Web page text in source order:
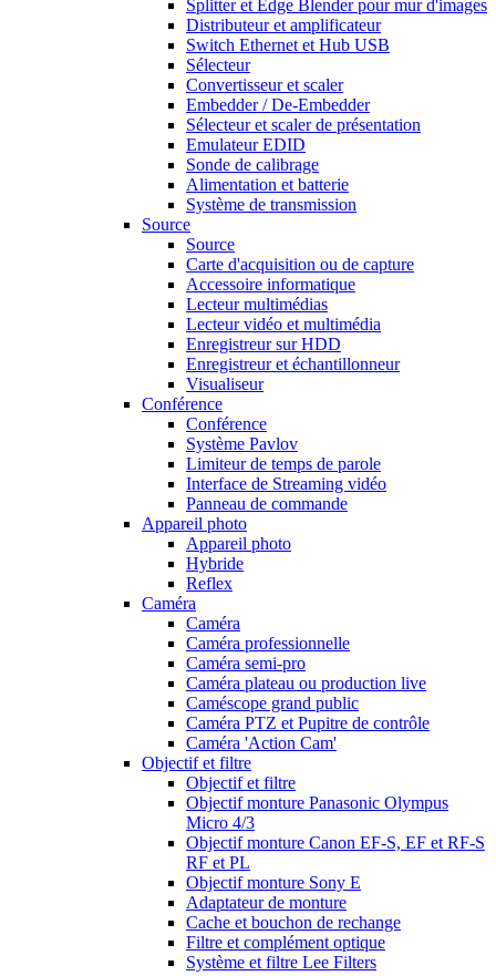
Splitter et Edge Blender pour mur d'images
Distributeur et amplificateur
Switch Ethernet et Hub USB
Sélecteur
Convertisseur et scaler
Embedder / De-Embedder
Sélecteur et scaler de présentation
Emulateur EDID
Sonde de calibrage
Alimentation et batterie
Système de transmission
Source
Source
Carte d'acquisition ou de capture
Accessoire informatique
Lecteur multimédias
Lecteur vidéo et multimédia
Enregistreur sur HDD
Enregistreur et échantillonneur
Visualiseur
Conférence
Conférence
Système Pavlov
Limiteur de temps de parole
Interface de Streaming vidéo
Panneau de commande
Appareil photo
Appareil photo
Hybride
Reflex
Caméra
Caméra
Caméra professionnelle
Caméra semi-pro
Caméra plateau ou production live
Caméscope grand public
Caméra PTZ et Pupitre de contrôle
Caméra 'Action Cam'
Objectif et filtre
Objectif et filtre
Objectif monture Panasonic Olympus
Micro 4/3
Objectif monture Canon EF-S, EF et RF-S
RF et PL
Objectif monture Sony E
Adaptateur de monture
Cache et bouchon de rechange
Filtre et complément optique
Système et filtre Lee Filters